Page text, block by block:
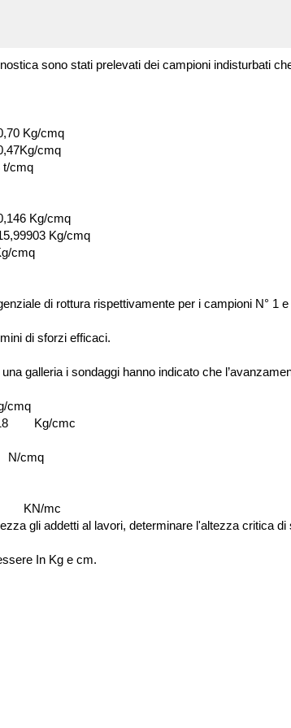
sono stati prelevati dei campioni indisturbati
Kg/cmq
cmq
Kg/cmq
Kg/cmq
di rottura rispettivamente per i campioni N° 1 e
di sforzi efficaci.
galleria i sondaggi hanno indicato che
Kg/cmc
KN/mc
gli addetti al lavori, determinare l'altezza critica di
In Kg e cm.